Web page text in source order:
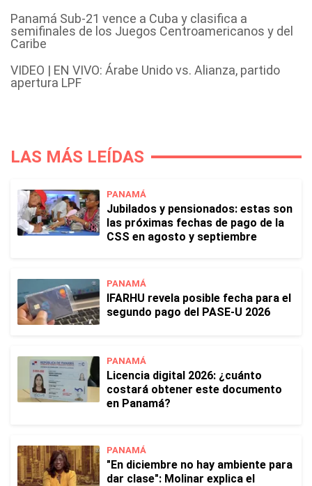
Panamá Sub-21 vence a Cuba y clasifica a
semifinales de los Juegos Centroamericanos y del
Caribe
VIDEO | EN VIVO: Árabe Unido vs. Alianza, partido
apertura LPF
LAS MÁS LEÍDAS
PANAMÁ
Jubilados y pensionados: estas son
las próximas fechas de pago de la
CSS en agosto y septiembre
PANAMÁ
IFARHU revela posible fecha para el
segundo pago del PASE-U 2026
PANAMÁ
Licencia digital 2026: ¿cuánto
costará obtener este documento
en Panamá?
PANAMÁ
"En diciembre no hay ambiente para
dar clase": Molinar explica el